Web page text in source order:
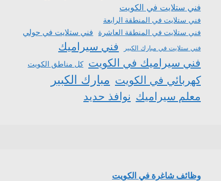
فني ستلايت في الكويت
فني ستلايت في المنطقة الرابعة
فني ستلايت في المنطقة العاشرة فني ستلايت في حولي
فني ستلايت في مبارك الكبير
فني سيراميك
فني سيراميك في الكويت
كل مناطق الكويت
كهربائي في الكويت مبارك الكبير
معلم سيراميك نوافذ حديد
وظائف شاغرة في الكويت